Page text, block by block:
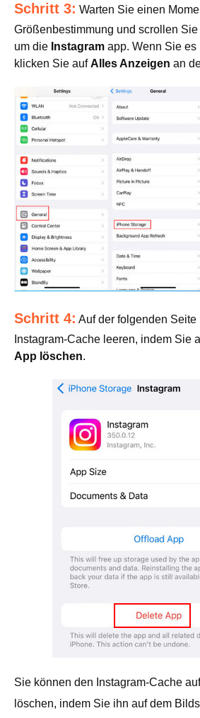
Schritt 3: Warten Sie einen
Größenbestimmung und scrollen
um die Instagram app. Wenn Sie es
klicken Sie aufAlles Anzeigen an
Schritt 4: Auf der folgenden Seite
Instagram-Cache leeren, indem Sie
App löschen.
Sie können den Instagram-Cache
löschen, indem Sie ihn auf dem